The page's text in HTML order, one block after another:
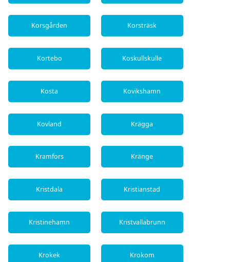
Korsgården Korsträsk
Kortebo Koskullskulle
Kosta Kovikshamn
Kovland Krägga
Kramfors Kränge
Kristdala Kristianstad
Kristinehamn Kristvallabrunn
Krokek Krokom